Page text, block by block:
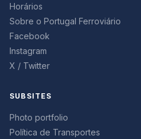
Horários
Sobre o Portugal Ferroviário
Facebook
Instagram
X / Twitter
SUBSITES
Photo portfolio
Política de Transportes